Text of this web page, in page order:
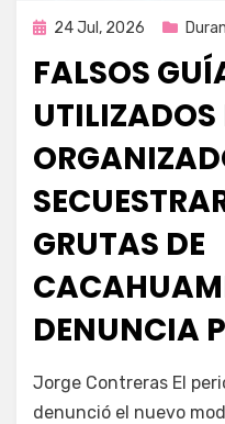
Publicada
24 Jul, 2026
FALSOS
UTILIZADOS
GRUTAS DE
DENUNCIA
Fernando Miranda
Jorge Contreras El
denunció el nuevo